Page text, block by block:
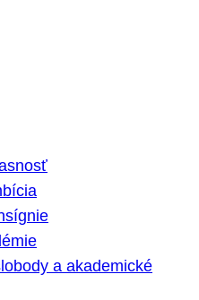
a akademické